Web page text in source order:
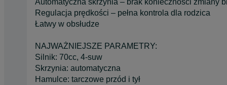
Regulacja prędkości – pełna kontrola dla rodzica
Łatwy w obsłudze
NAJWAŻNIEJSZE PARAMETRY:
Silnik: 70cc, 4-suw
Skrzynia: automatyczna
Hamulce: tarczowe przód i tył